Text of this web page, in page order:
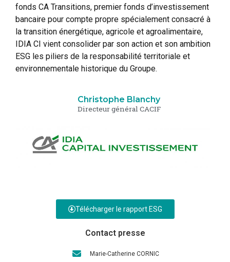
fonds CA Transitions, premier fonds d’investissement
bancaire pour compte propre spécialement consacré à
la transition énergétique, agricole et agroalimentaire,
IDIA CI vient consolider par son action et son ambition
ESG les piliers de la responsabilité territoriale et
environnementale historique du Groupe.
Christophe Blanchy
Directeur général CACIF
Télécharger le rapport ESG
Contact presse
Marie-Catherine CORNIC